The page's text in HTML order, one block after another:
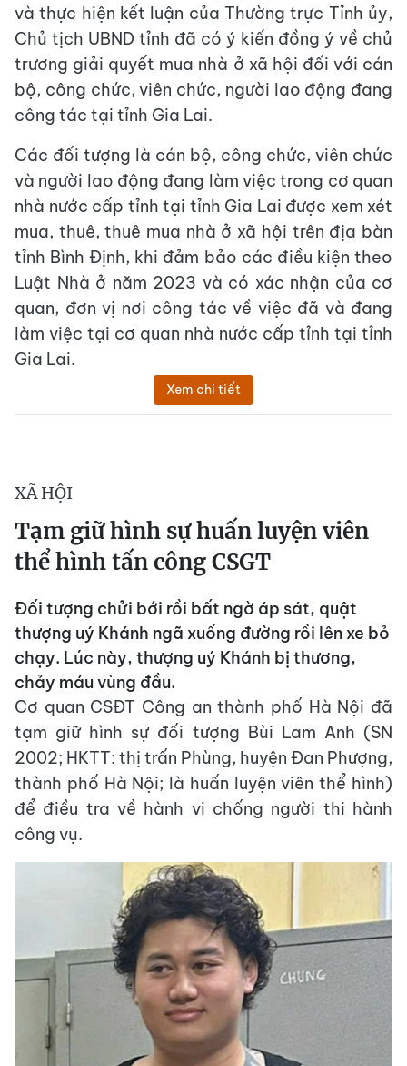
và thực hiện kết luận của Thường trực Tỉnh ủy,
Chủ tịch UBND tỉnh đã có ý kiến đồng ý về chủ
trương giải quyết mua nhà ở xã hội đối với cán
bộ, công chức, viên chức, người lao động đang
công tác tại tỉnh Gia Lai.
Các đối tượng là cán bộ, công chức, viên chức
và người lao động đang làm việc trong cơ quan
nhà nước cấp tỉnh tại tỉnh Gia Lai được xem xét
mua, thuê, thuê mua nhà ở xã hội trên địa bàn
tỉnh Bình Định, khi đảm bảo các điều kiện theo
Luật Nhà ở năm 2023 và có xác nhận của cơ
quan, đơn vị nơi công tác về việc đã và đang
làm việc tại cơ quan nhà nước cấp tỉnh tại tỉnh
Gia Lai.
Xem chi tiết
XÃ HỘI
Tạm giữ hình sự huấn luyện viên
thể hình tấn công CSGT
Đối tượng chửi bới rồi bất ngờ áp sát, quật
thượng uý Khánh ngã xuống đường rồi lên xe bỏ
chạy. Lúc này, thượng uý Khánh bị thương,
chảy máu vùng đầu.
Cơ quan CSĐT Công an thành phố Hà Nội đã
tạm giữ hình sự đối tượng Bùi Lam Anh (SN
2002; HKTT: thị trấn Phùng, huyện Đan Phượng,
thành phố Hà Nội; là huấn luyện viên thể hình)
để điều tra về hành vi chống người thi hành
công vụ.